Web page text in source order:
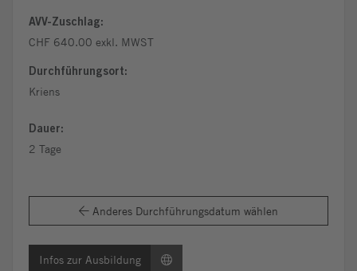
AVV-Zuschlag:
CHF 640.00 exkl. MWST
Durchführungsort:
Kriens
Dauer:
2 Tage
Anderes Durchführungsdatum wählen
Infos zur Ausbildung